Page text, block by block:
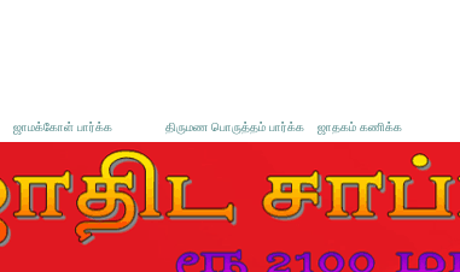
ஜாமக்கோள் பார்க்க திருமண பொருத்தம் பார்க்க ஜாதகம் கணிக்க